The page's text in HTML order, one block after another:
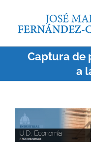
contenido
Captura de
a